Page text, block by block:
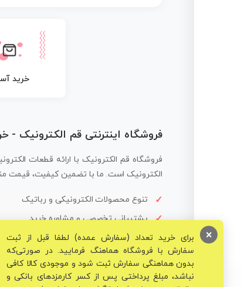
خرید
فروشگاه اینترنتی قم الکترونیک
فروشگاه قم الکترونیک با ارائه قطعات
الکترونیک است. ما با تضمین کیفیت، قیمت
تنوع محصولات الکترونیکی و رباتیک
پشتیبانی تخصصی و مشاوره خرید
© تمامی حقوق برای فروشگاه تخصصی قم الکترونیک محفوظ
برای خرید تعداد (سفارش عمده) لطفا قبل از ثبت
سفارش با فروشگاه هماهنگ فرمایید. در صورتی‌که
بدون هماهنگی سفارش ثبت شود و موجودی کالا کافی
نباشد، مبلغ پرداختی پس از کسر کارمزدهای بانکی و
×